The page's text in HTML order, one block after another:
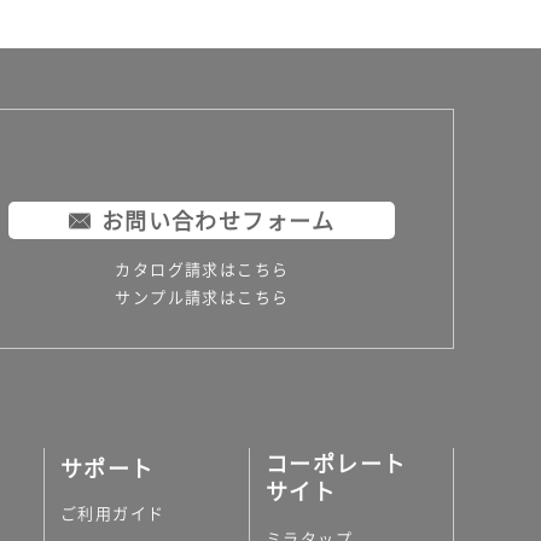
お問い合わせフォーム
カタログ請求はこちら
サンプル請求はこちら
サポート
ご利用ガイド
コーポレート
サイト